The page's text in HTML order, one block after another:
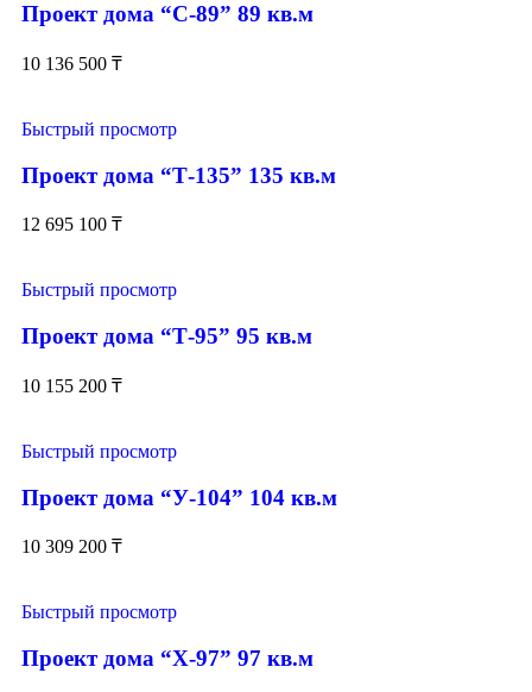
Проект дома “С-89” 89 кв.м
10 136 500 ₸
Быстрый просмотр
Проект дома “Т-135” 135 кв.м
12 695 100 ₸
Быстрый просмотр
Проект дома “Т-95” 95 кв.м
10 155 200 ₸
Быстрый просмотр
Проект дома “У-104” 104 кв.м
10 309 200 ₸
Быстрый просмотр
Проект дома “Х-97” 97 кв.м